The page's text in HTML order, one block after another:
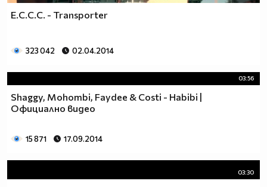
E.C.C.C. - Transporter
323 042 02.04.2014
03:56
Shaggy, Mohombi, Faydee & Costi - Habibi |
Официално видео
15 871 17.09.2014
03:30